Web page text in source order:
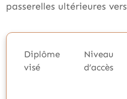
passerelles ultérieures
Diplôme
visé
Niveau
d’accès